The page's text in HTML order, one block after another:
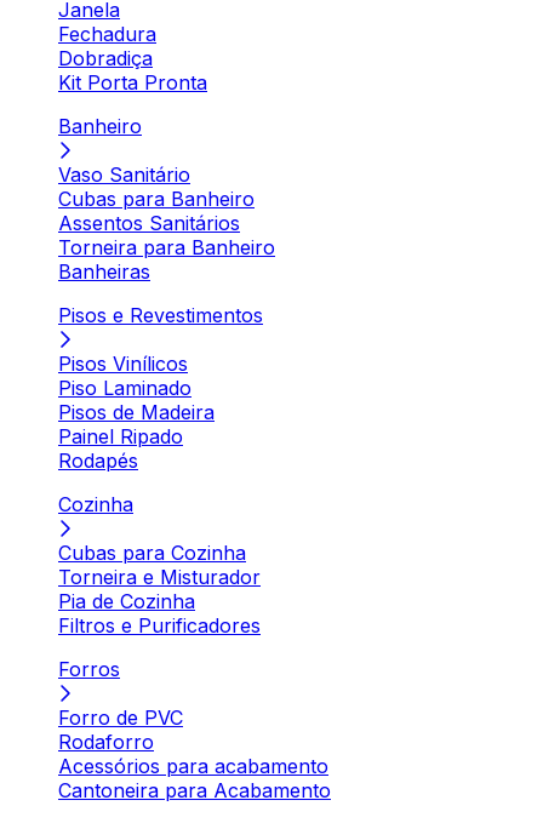
Janela
Fechadura
Dobradiça
Kit Porta Pronta
Banheiro
Vaso Sanitário
Cubas para Banheiro
Assentos Sanitários
Torneira para Banheiro
Banheiras
Pisos e Revestimentos
Pisos Vinílicos
Piso Laminado
Pisos de Madeira
Painel Ripado
Rodapés
Cozinha
Cubas para Cozinha
Torneira e Misturador
Pia de Cozinha
Filtros e Purificadores
Forros
Forro de PVC
Rodaforro
Acessórios para acabamento
Cantoneira para Acabamento